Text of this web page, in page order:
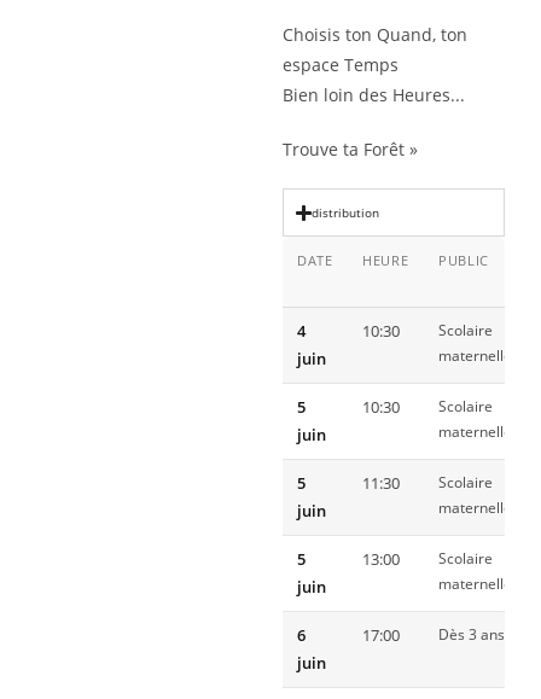
Choisis ton Quand, ton
espace Temps
Bien loin des Heures...
Trouve ta Forêt »
distribution
DATE HEURE PUBLIC
4
juin
10:30
Scolaire
maternelle
5
juin
10:30
Scolaire
maternelle
5
juin
11:30
Scolaire
maternelle
5
juin
13:00
Scolaire
maternelle
6
juin
17:00 Dès 3 ans